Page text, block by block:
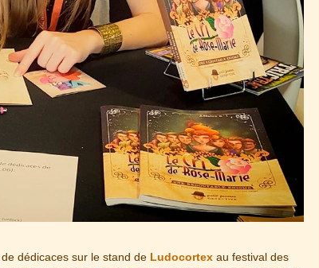
dédicaces sur le stand de Ludocortex au festival des